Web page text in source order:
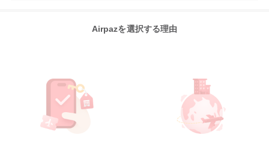
Airpazを選択する理由